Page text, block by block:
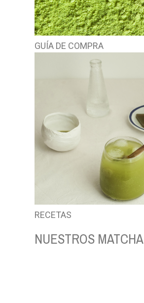
GUÍA DE COMPRA
RECETAS
NUESTROS MATCHA